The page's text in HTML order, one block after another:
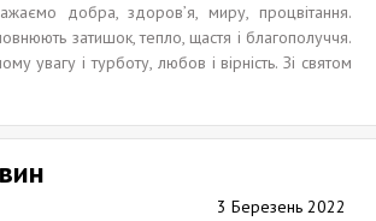
добра, здоров’я, миру, процвітання.
затишок, тепло, щастя і благополуччя.
увагу і турботу, любов і вірність. Зі святом
3 Березень 2022